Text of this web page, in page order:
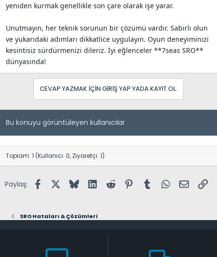
yeniden kurmak genellikle son çare olarak işe yarar.
Unutmayın, her teknik sorunun bir çözümü vardır. Sabırlı olun
ve yukarıdaki adımları dikkatlice uygulayın. Oyun deneyiminizi
kesintisiz sürdürmenizi dileriz. İyi eğlenceler **7seas SRO**
dünyasında!
CEVAP YAZMAK IÇIN GIRIŞ YAP YADA KAYIT OL.
Bu konuyu görüntüleyen kullanıcılar
Toplam: 1 (Kullanıcı: 0, Ziyaretçi: 1)
Paylaş: FacebookX (Twitter)
BlueskyLinkedInReddit PinterestTumblr WhatsApp
E-posta
SRO Hataları & Çözümleri